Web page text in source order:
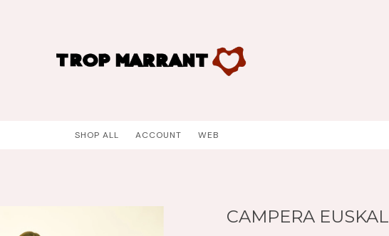
SHOP ALL ACCOUNT WEB
CAMPERA EUSKAL